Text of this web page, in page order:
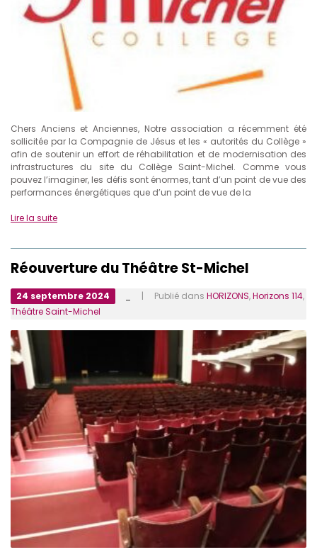
Chers Anciens et Anciennes, Notre association a récemment été
sollicitée par la Compagnie de Jésus et les « autorités du Collège »
afin de soutenir un effort de réhabilitation et de modernisation des
infrastructures du site du Collège Saint-Michel. Comme vous
pouvez l’imaginer, les défis sont énormes, tant d’un point de vue des
performances énergétiques que d’un point de vue de la
Lire la suite
Réouverture du Théâtre St-Michel
24 septembre 2024 | Publié dans HORIZONS,Horizons 114,
Théâtre Saint-Michel